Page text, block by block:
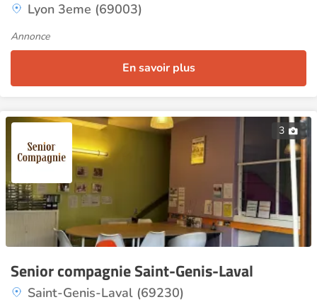
Lyon 3eme (69003)
Annonce
En savoir plus
3
Senior compagnie Saint-Genis-Laval
Saint-Genis-Laval (69230)